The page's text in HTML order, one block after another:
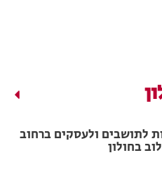
לתושבים ולעסקים ברחוב
בחולון